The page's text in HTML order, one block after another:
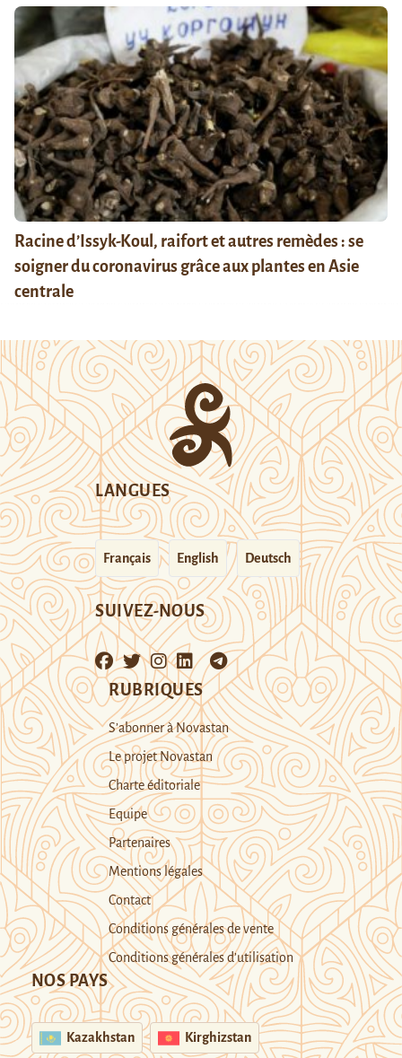
Racine d’Issyk-Koul, raifort et autres remèdes : se
soigner du coronavirus grâce aux plantes en Asie
centrale
LANGUES
Français English Deutsch
SUIVEZ-NOUS
RUBRIQUES
S’abonner à Novastan
Le projet Novastan
Charte éditoriale
Equipe
Partenaires
Mentions légales
Contact
Conditions générales de vente
Conditions générales d’utilisation
NOS PAYS
Kazakhstan Kirghizstan